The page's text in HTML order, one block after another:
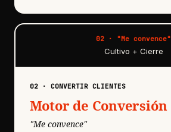
02 · "Me convence"
Cultivo + Cierre
02· CONVERTIR CLIENTES
Motor de Conversión
"Me convence"